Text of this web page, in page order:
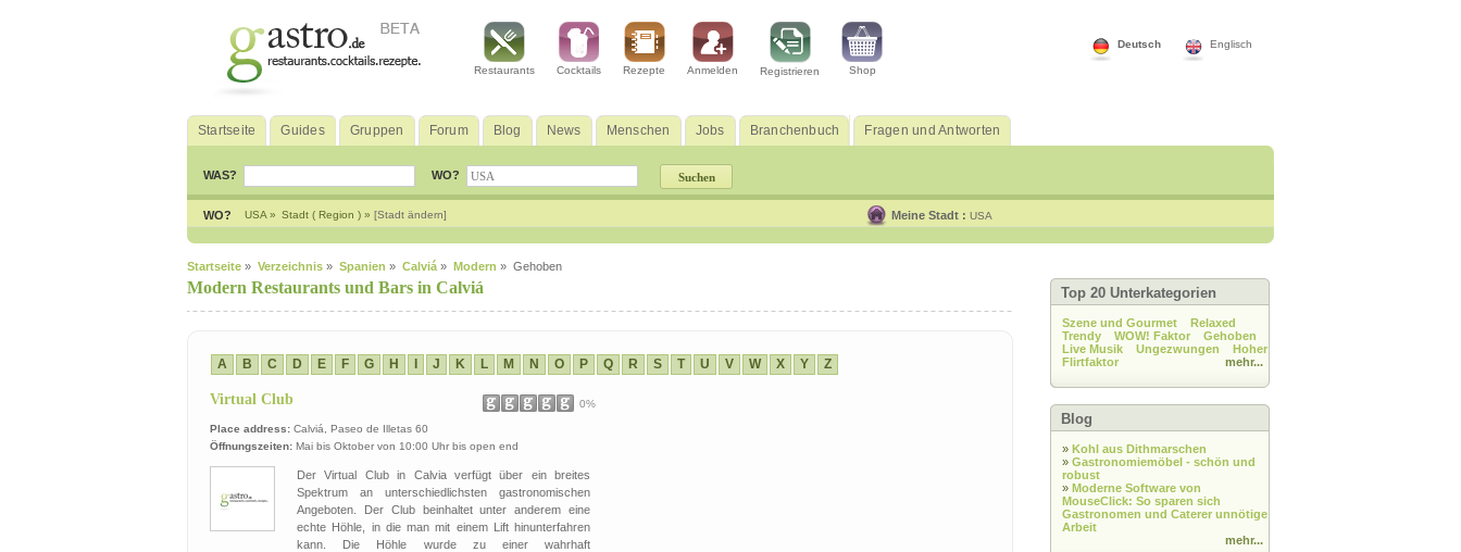
Englisch
Deutsch
Restaurants Cocktails Rezepte Anmelden Registrieren Shop
Startseite Guides Gruppen Forum Blog News Menschen Jobs Branchenbuch Fragen und Antworten
WAS? WO?
WO? USA » Stadt ( Region ) » [Stadt ändern] Meine Stadt : USA
Startseite » Verzeichnis » Spanien » Calviá » Modern » Gehoben
Modern Restaurants und Bars in Calviá
A B C D E F G H J K L M N O P Q R S T U V W X Y Z
Virtual Club 0%
Place address: Calviá, Paseo de Illetas 60
Öffnungszeiten: Mai bis Oktober von 10:00 Uhr bis open end
Der Virtual Club in Calvia verfügt über ein breites
Spektrum an unterschiedlichsten gastronomischen
Angeboten. Der Club beinhaltet unter anderem eine
echte Höhle, in die man mit einem Lift hinunterfahren
kann. Die Höhle wurde zu einer wahrhaft
Top 20 Unterkategorien
Szene und Gourmet
Relaxed
Trendy
WOW! Faktor
Gehoben
Live Musik
Ungezwungen
Hoher
Flirtfaktor
mehr...
Blog
» Kohl aus Dithmarschen
» Gastronomiemöbel - schön und
robust
» Moderne Software von
MouseClick: So sparen sich
Gastronomen und Caterer unnötige
Arbeit
mehr...